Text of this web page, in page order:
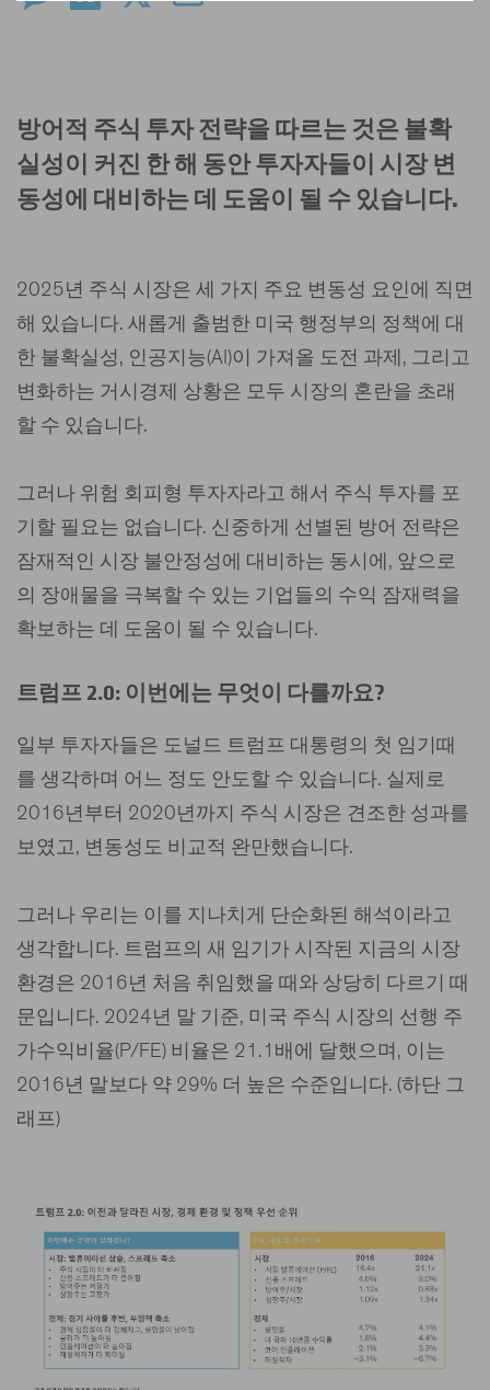
방어적 주식 투자 전략을 따르는 것은 불확
실성이 커진 한 해 동안 투자자들이 시장 변
동성에 대비하는 데 도움이 될 수 있습니다.
2025년 주식 시장은 세 가지 주요 변동성 요인에 직면
해 있습니다. 새롭게 출범한 미국 행정부의 정책에 대
한 불확실성, 인공지능(AI)이 가져올 도전 과제, 그리고
변화하는 거시경제 상황은 모두 시장의 혼란을 초래
할 수 있습니다.
그러나 위험 회피형 투자자라고 해서 주식 투자를 포
기할 필요는 없습니다. 신중하게 선별된 방어 전략은
잠재적인 시장 불안정성에 대비하는 동시에, 앞으로
의 장애물을 극복할 수 있는 기업들의 수익 잠재력을
확보하는 데 도움이 될 수 있습니다.
트럼프 2.0: 이번에는 무엇이 다를까요?
일부 투자자들은 도널드 트럼프 대통령의 첫 임기때
를 생각하며 어느 정도 안도할 수 있습니다. 실제로
2016년부터 2020년까지 주식 시장은 견조한 성과를
보였고, 변동성도 비교적 완만했습니다.
그러나 우리는 이를 지나치게 단순화된 해석이라고
생각합니다. 트럼프의 새 임기가 시작된 지금의 시장
환경은 2016년 처음 취임했을 때와 상당히 다르기 때
문입니다. 2024년 말 기준, 미국 주식 시장의 선행 주
가수익비율(P/FE) 비율은 21.1배에 달했으며, 이는
2016년 말보다 약 29% 더 높은 수준입니다. (하단 그
래프)